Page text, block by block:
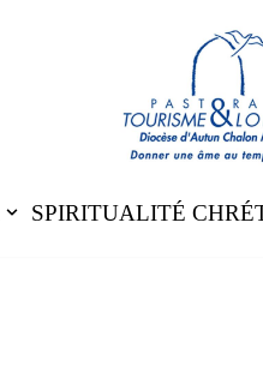
SPIRITUALITÉ